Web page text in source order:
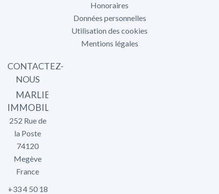
Honoraires
Données personnelles
Utilisation des cookies
Mentions légales
CONTACTEZ-
NOUS
MARLIER
IMMOBILIER
252 Rue de
la Poste
74120
Megève
France
+33 4 50 18